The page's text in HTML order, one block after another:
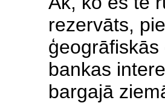
rezervāts,
bankas
bargajā